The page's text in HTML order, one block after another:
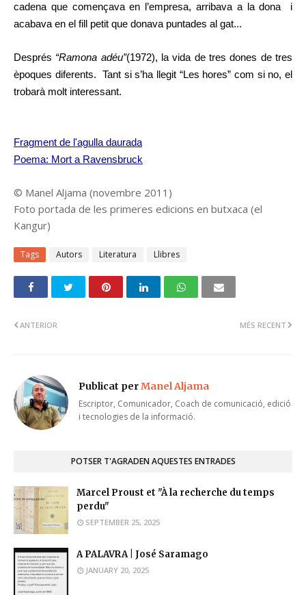
cadena que començava en l’empresa, arribava a la dona i
acabava en el fill petit que donava puntades al gat...
Després “Ramona adéu”(1972), la vida de tres dones de tres
èpoques diferents. Tant si s’ha llegit “Les hores” com si no, el
trobarà molt interessant.
Fragment de l'agulla daurada
Poema: Mort a Ravensbruck
© Manel Aljama (novembre 2011)
Foto portada de les primeres edicions en butxaca (el
Kangur)
Tags Autors Literatura Llibres
MÉS RECENT
ANTERIOR
Publicat perManel Aljama
Escriptor, Comunicador, Coach de comunicació, edició
i tecnologies de la informació.
POTSER T'AGRADEN AQUESTES ENTRADES
Marcel Proust et "À la recherche du temps
perdu"
SEPTEMBER 25, 2025
A PALAVRA | José Saramago
JANUARY 20, 2025